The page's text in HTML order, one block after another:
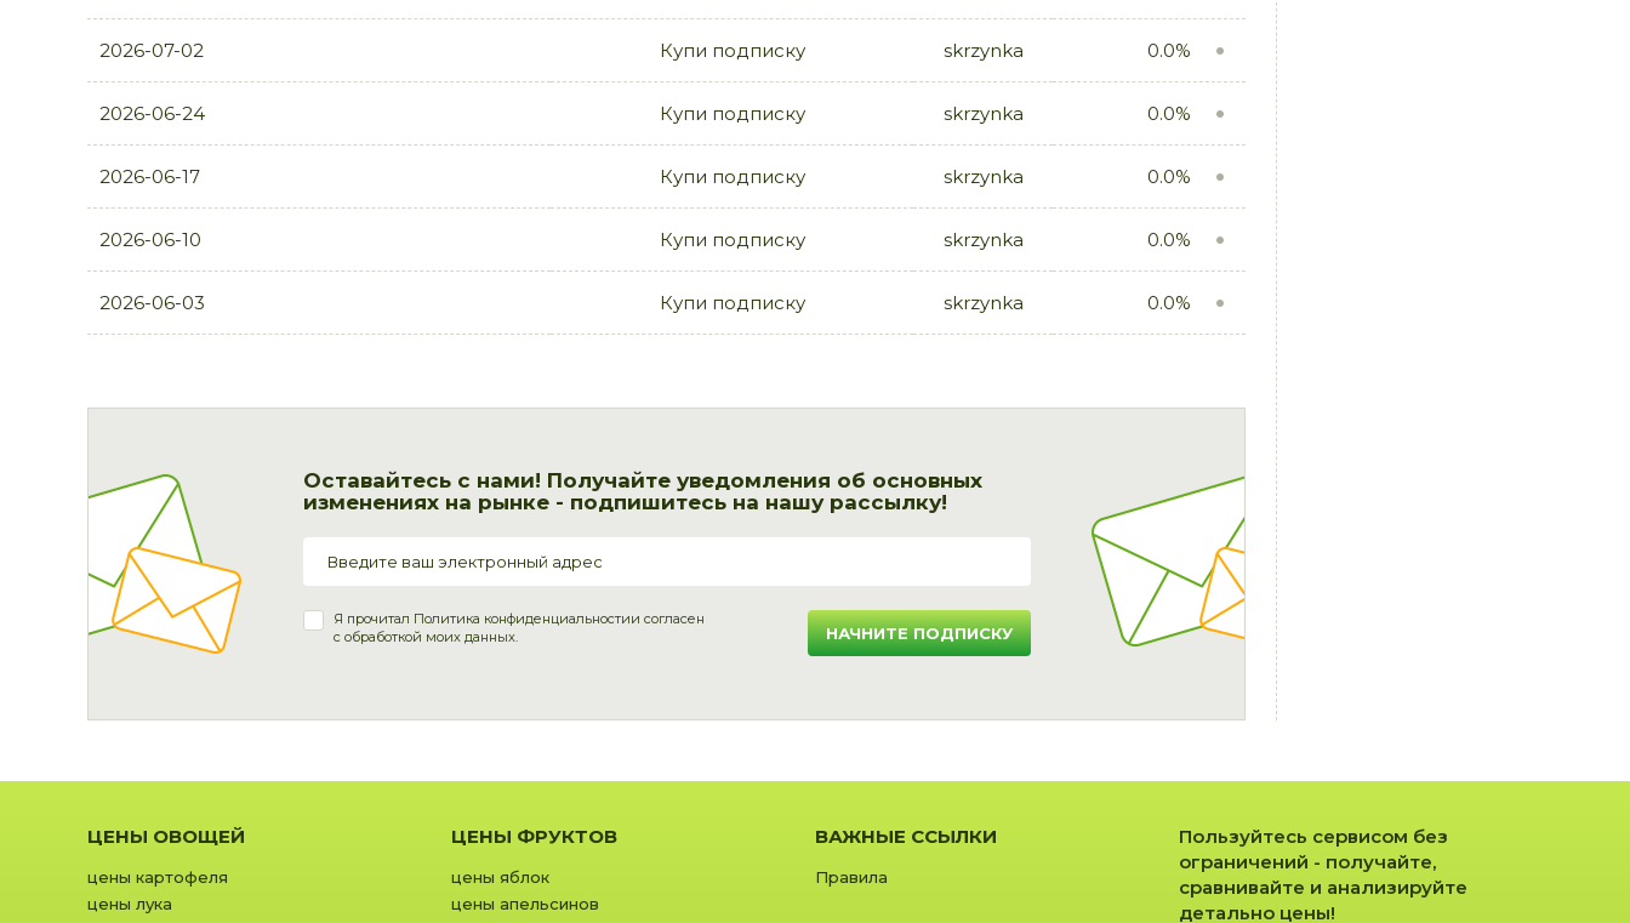
2026-07-02 Купи подписку skrzynka 0.0%
2026-06-24 Купи подписку skrzynka 0.0%
2026-06-17 Купи подписку skrzynka 0.0%
2026-06-10 Купи подписку skrzynka 0.0%
2026-06-03 Купи подписку skrzynka 0.0%
Оставайтесь с нами! Получайте уведомления об основных
изменениях на рынке - подпишитесь на нашу рассылку!
Я прочитал Политика конфиденциальностии согласен
с обработкой моих данных.
НАЧНИТЕ ПОДПИСКУ
ЦЕНЫ ОВОЩЕЙ
цены картофеля
цены лука
ЦЕНЫ ФРУКТОВ
цены яблок
цены апельсинов
ВАЖНЫЕ ССЫЛКИ
Правила
Пользуйтесь сервисом без
ограничений - получайте,
сравнивайте и анализируйте
детально цены!